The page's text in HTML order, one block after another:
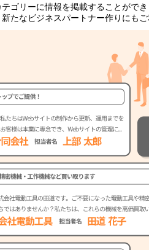
ゴリーに情報を掲載することができ
たなビジネスパートナー作りにもご